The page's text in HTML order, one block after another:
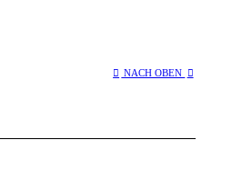
NACH OBEN